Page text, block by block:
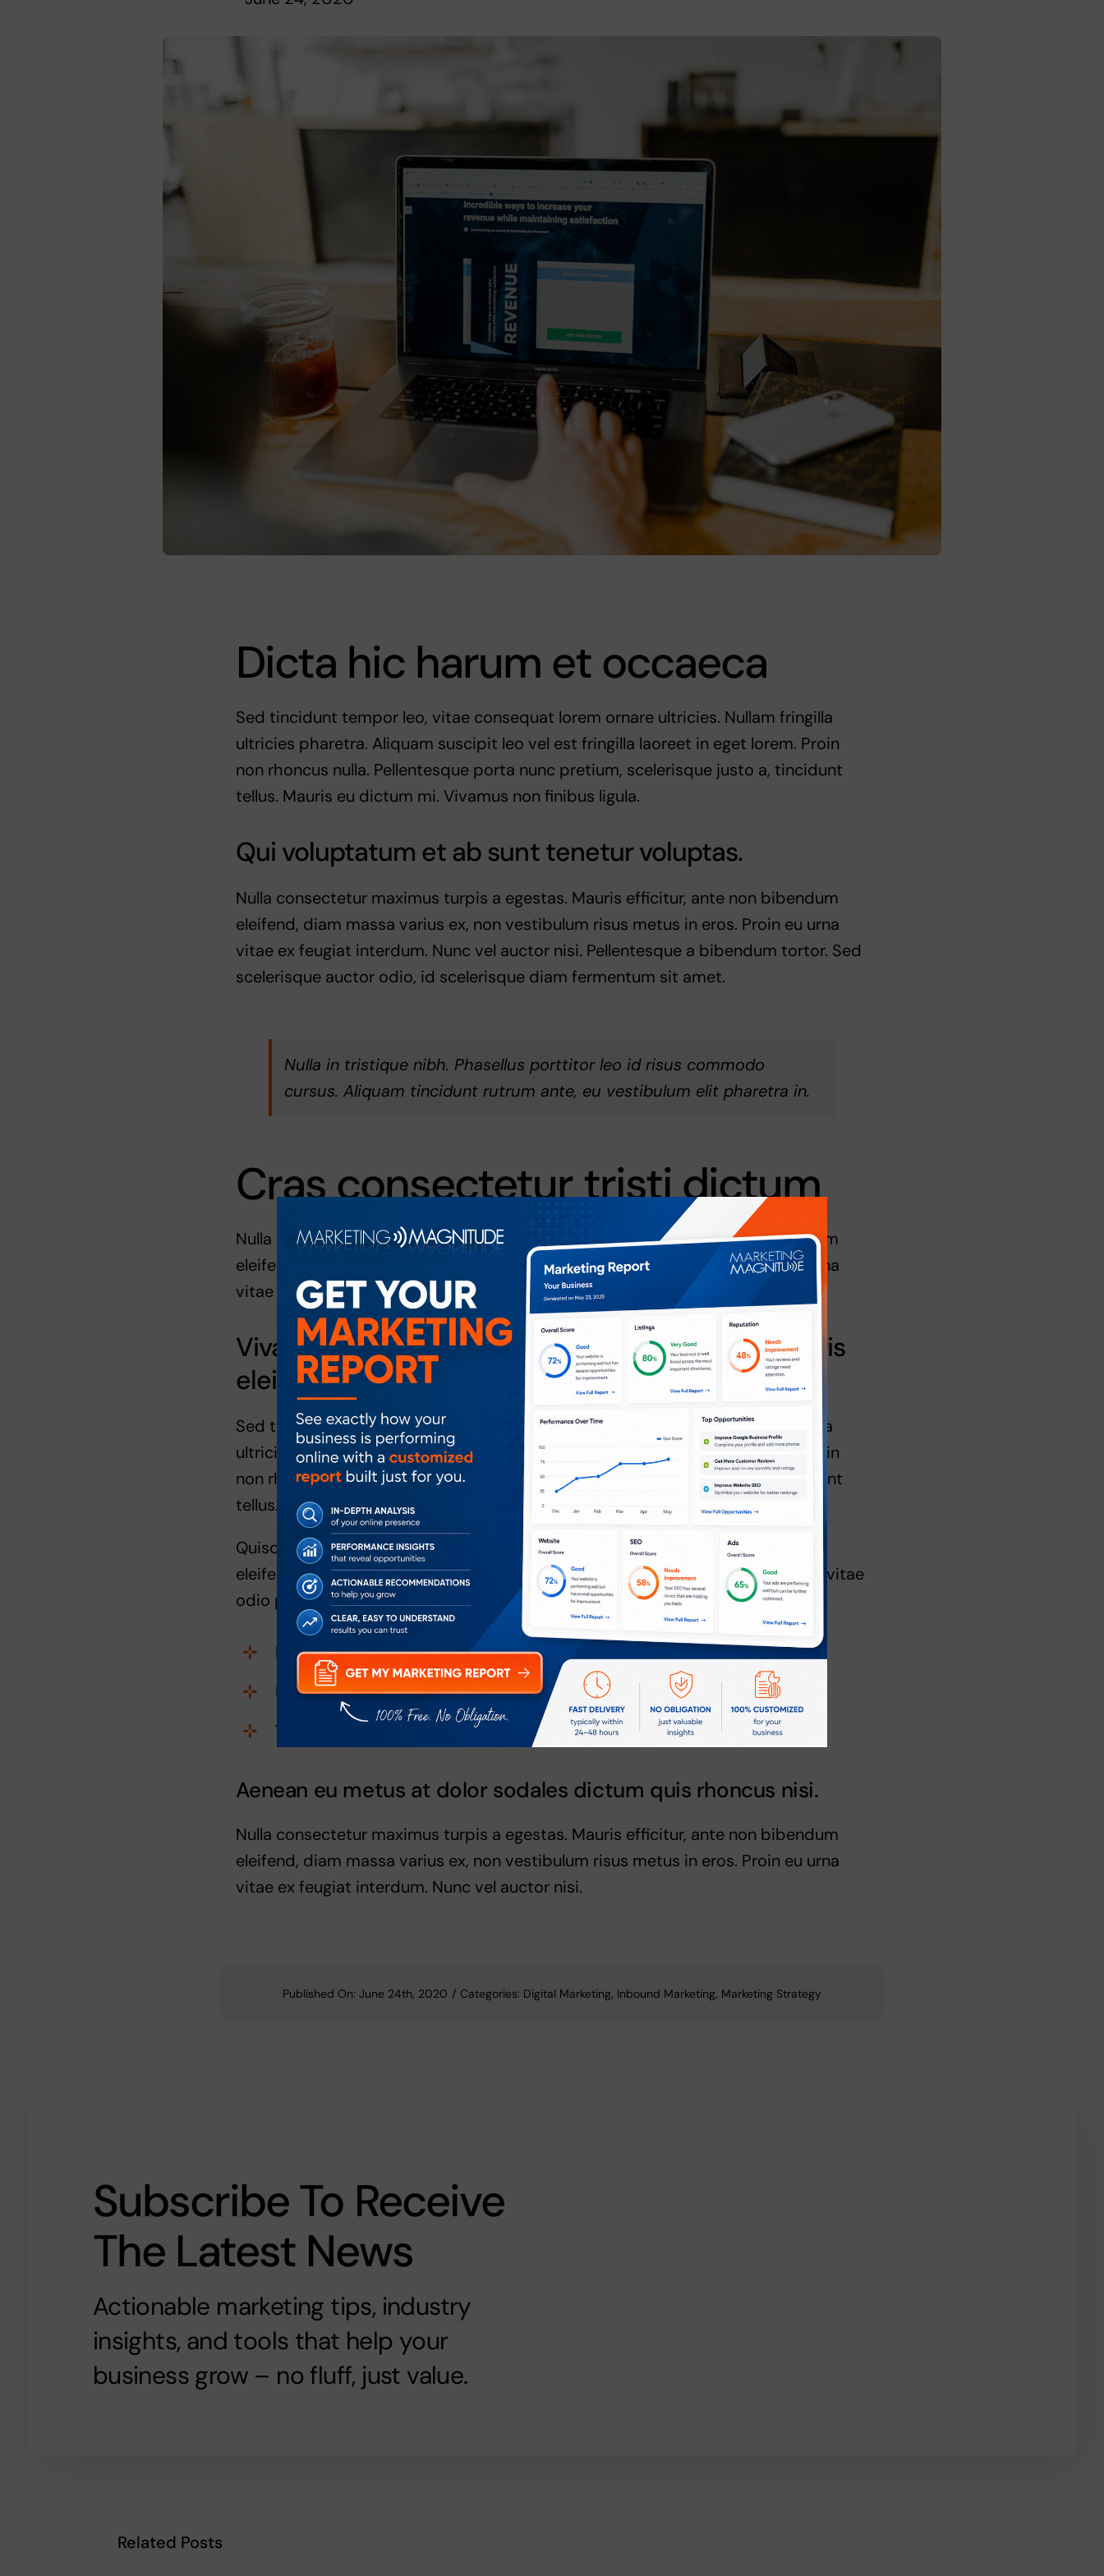
Dicta hic harum et occaeca
Sed tincidunt tempor leo, vitae consequat lorem ornare ultricies. Nullam fringilla
ultricies pharetra. Aliquam suscipit leo vel est fringilla laoreet in eget lorem. Proin
non rhoncus nulla. Pellentesque porta nunc pretium, scelerisque justo a, tincidunt
tellus. Mauris eu dictum mi. Vivamus non finibus ligula.
Qui voluptatum et ab sunt tenetur voluptas.
Nulla consectetur maximus turpis a egestas. Mauris efficitur, ante non bibendum
eleifend, diam massa varius ex, non vestibulum risus metus in eros. Proin eu urna
vitae ex feugiat interdum. Nunc vel auctor nisi. Pellentesque a bibendum tortor. Sed
scelerisque auctor odio, id scelerisque diam fermentum sit amet.
Nulla in tristique nibh. Phasellus porttitor leo id risus commodo
cursus. Aliquam tincidunt rutrum ante, eu vestibulum elit pharetra in.
Cras consectetur tristi dictum
Nulla consectetur maximus turpis a egestas. Mauris efficitur, ante non bibendum
eleifend, diam massa varius ex, non vestibulum risus metus in eros. Proin eu urna
vitae ex feugiat interdum. Nunc vel auctor nisi.
Vivamus mollis, est ut ornare hendrerit, turpis mauris
eleifend nunc, a rhoncus felis arcu cursus turpis.
Sed tincidunt tempor leo, vitae consequat lorem ornare ultricies. Nullam fringilla
ultricies pharetra. Aliquam suscipit leo vel est fringilla laoreet in eget lorem. Proin
non rhoncus nulla. Pellentesque porta nunc pretium, scelerisque justo a, tincidunt
tellus. Mauris eu dictum mi. Vivamus non finibus ligula.
Quisque in placerat nunc, vitae tincidunt quam. In molestie fringilla massa sed
eleifend. Praesent sollicitudin massa ut leo dignissim auctor. Vivamus ut libero vitae
odio pellentesque tempor sit amet at felis.
Proin ullamcorper eleifend ornare vel augue
Fusce finibu tincidu fermentum blandit
Vestibulum ante ipsum fames in faucibus
Aenean eu metus at dolor sodales dictum quis rhoncus nisi.
Nulla consectetur maximus turpis a egestas. Mauris efficitur, ante non bibendum
eleifend, diam massa varius ex, non vestibulum risus metus in eros. Proin eu urna
vitae ex feugiat interdum. Nunc vel auctor nisi.
Published On: June 24th, 2020 / Categories: Digital Marketing, Inbound Marketing, Marketing Strategy
Subscribe To Receive
The Latest News
Actionable marketing tips, industry
insights, and tools that help your
business grow – no fluff, just value.
Related Posts